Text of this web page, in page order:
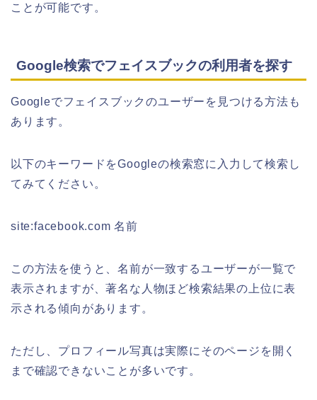
ことが可能です。
Google検索でフェイスブックの利用者を探す
Googleでフェイスブックのユーザーを見つける方法も
あります。
以下のキーワードをGoogleの検索窓に入力して検索し
てみてください。
site:facebook.com 名前
この方法を使うと、名前が一致するユーザーが一覧で
表示されますが、著名な人物ほど検索結果の上位に表
示される傾向があります。
ただし、プロフィール写真は実際にそのページを開く
まで確認できないことが多いです。